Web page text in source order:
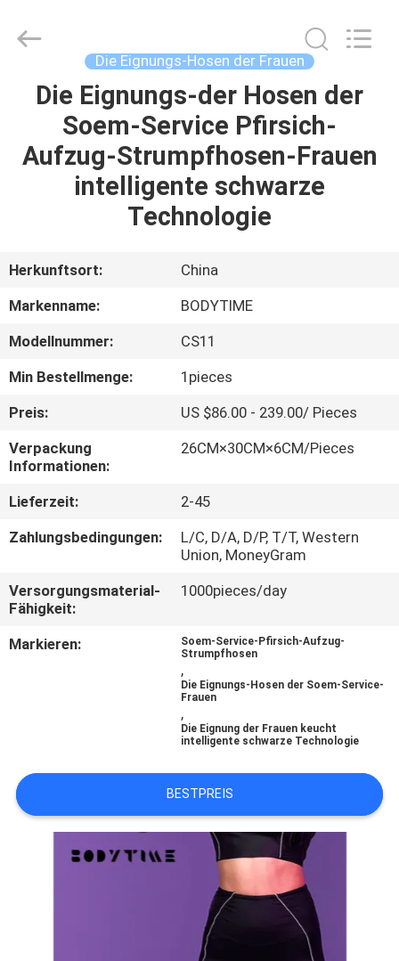
HAUS
PRODUKTE
FABRIK-
QUALITÄTSKONTROLLE
TRETEN
SIE
MIT
UNS
VERBINDUNG
NACHRICHTEN
SIE
EIN
Technology
Die Eignungs-Hosen der Frauen
Die Eignungs-der Hosen der
Soem-Service Pfirsich-
Aufzug-Strumpfhosen-Frauen
intelligente schwarze
Technologie
Herkunftsort:
China
Markenname:
BODYTIME
Modellnummer:
CS11
Min Bestellmenge:
1pieces
Preis:
US $86.00 - 239.00/ Pieces
Verpackung
Informationen:
26CM×30CM×6CM/Pieces
Lieferzeit:
2-45
Zahlungsbedingungen:
L/C, D/A, D/P, T/T, Western
Union, MoneyGram
Versorgungsmaterial-
Fähigkeit:
1000pieces/day
Markieren:
Soem-Service-Pfirsich-Aufzug-
Strumpfhosen
,
Die Eignungs-Hosen der Soem-Service-
Frauen
,
Die Eignung der Frauen keucht
intelligente schwarze Technologie
BESTPREIS